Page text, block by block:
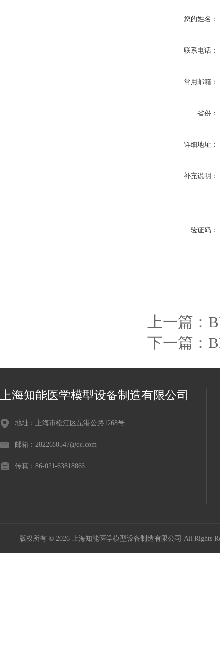
您的姓名：
联系电话：
常用邮箱：
省份：
详细地址：
补充说明：
验证码：
上一篇：
下一篇：
上海知能医学模型设备制造有限公司
地址：上海市松江区昆港公路1268号
邮箱：2822650547@qq.com
传真：86-021-63818866
版权所有 © 2026 上海知能医学模型设备制造有限公司 All